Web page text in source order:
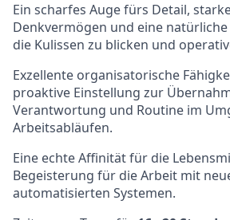
Ein scharfes Auge fürs Detail,
Denkvermögen und eine
die Kulissen zu blicken und
Exzellente organisatorische
proaktive Einstellung zur
Verantwortung und Routine im
Arbeitsabläufen.
Eine echte Affinität für die
Begeisterung für die Arbeit mit
automatisierten Systemen.